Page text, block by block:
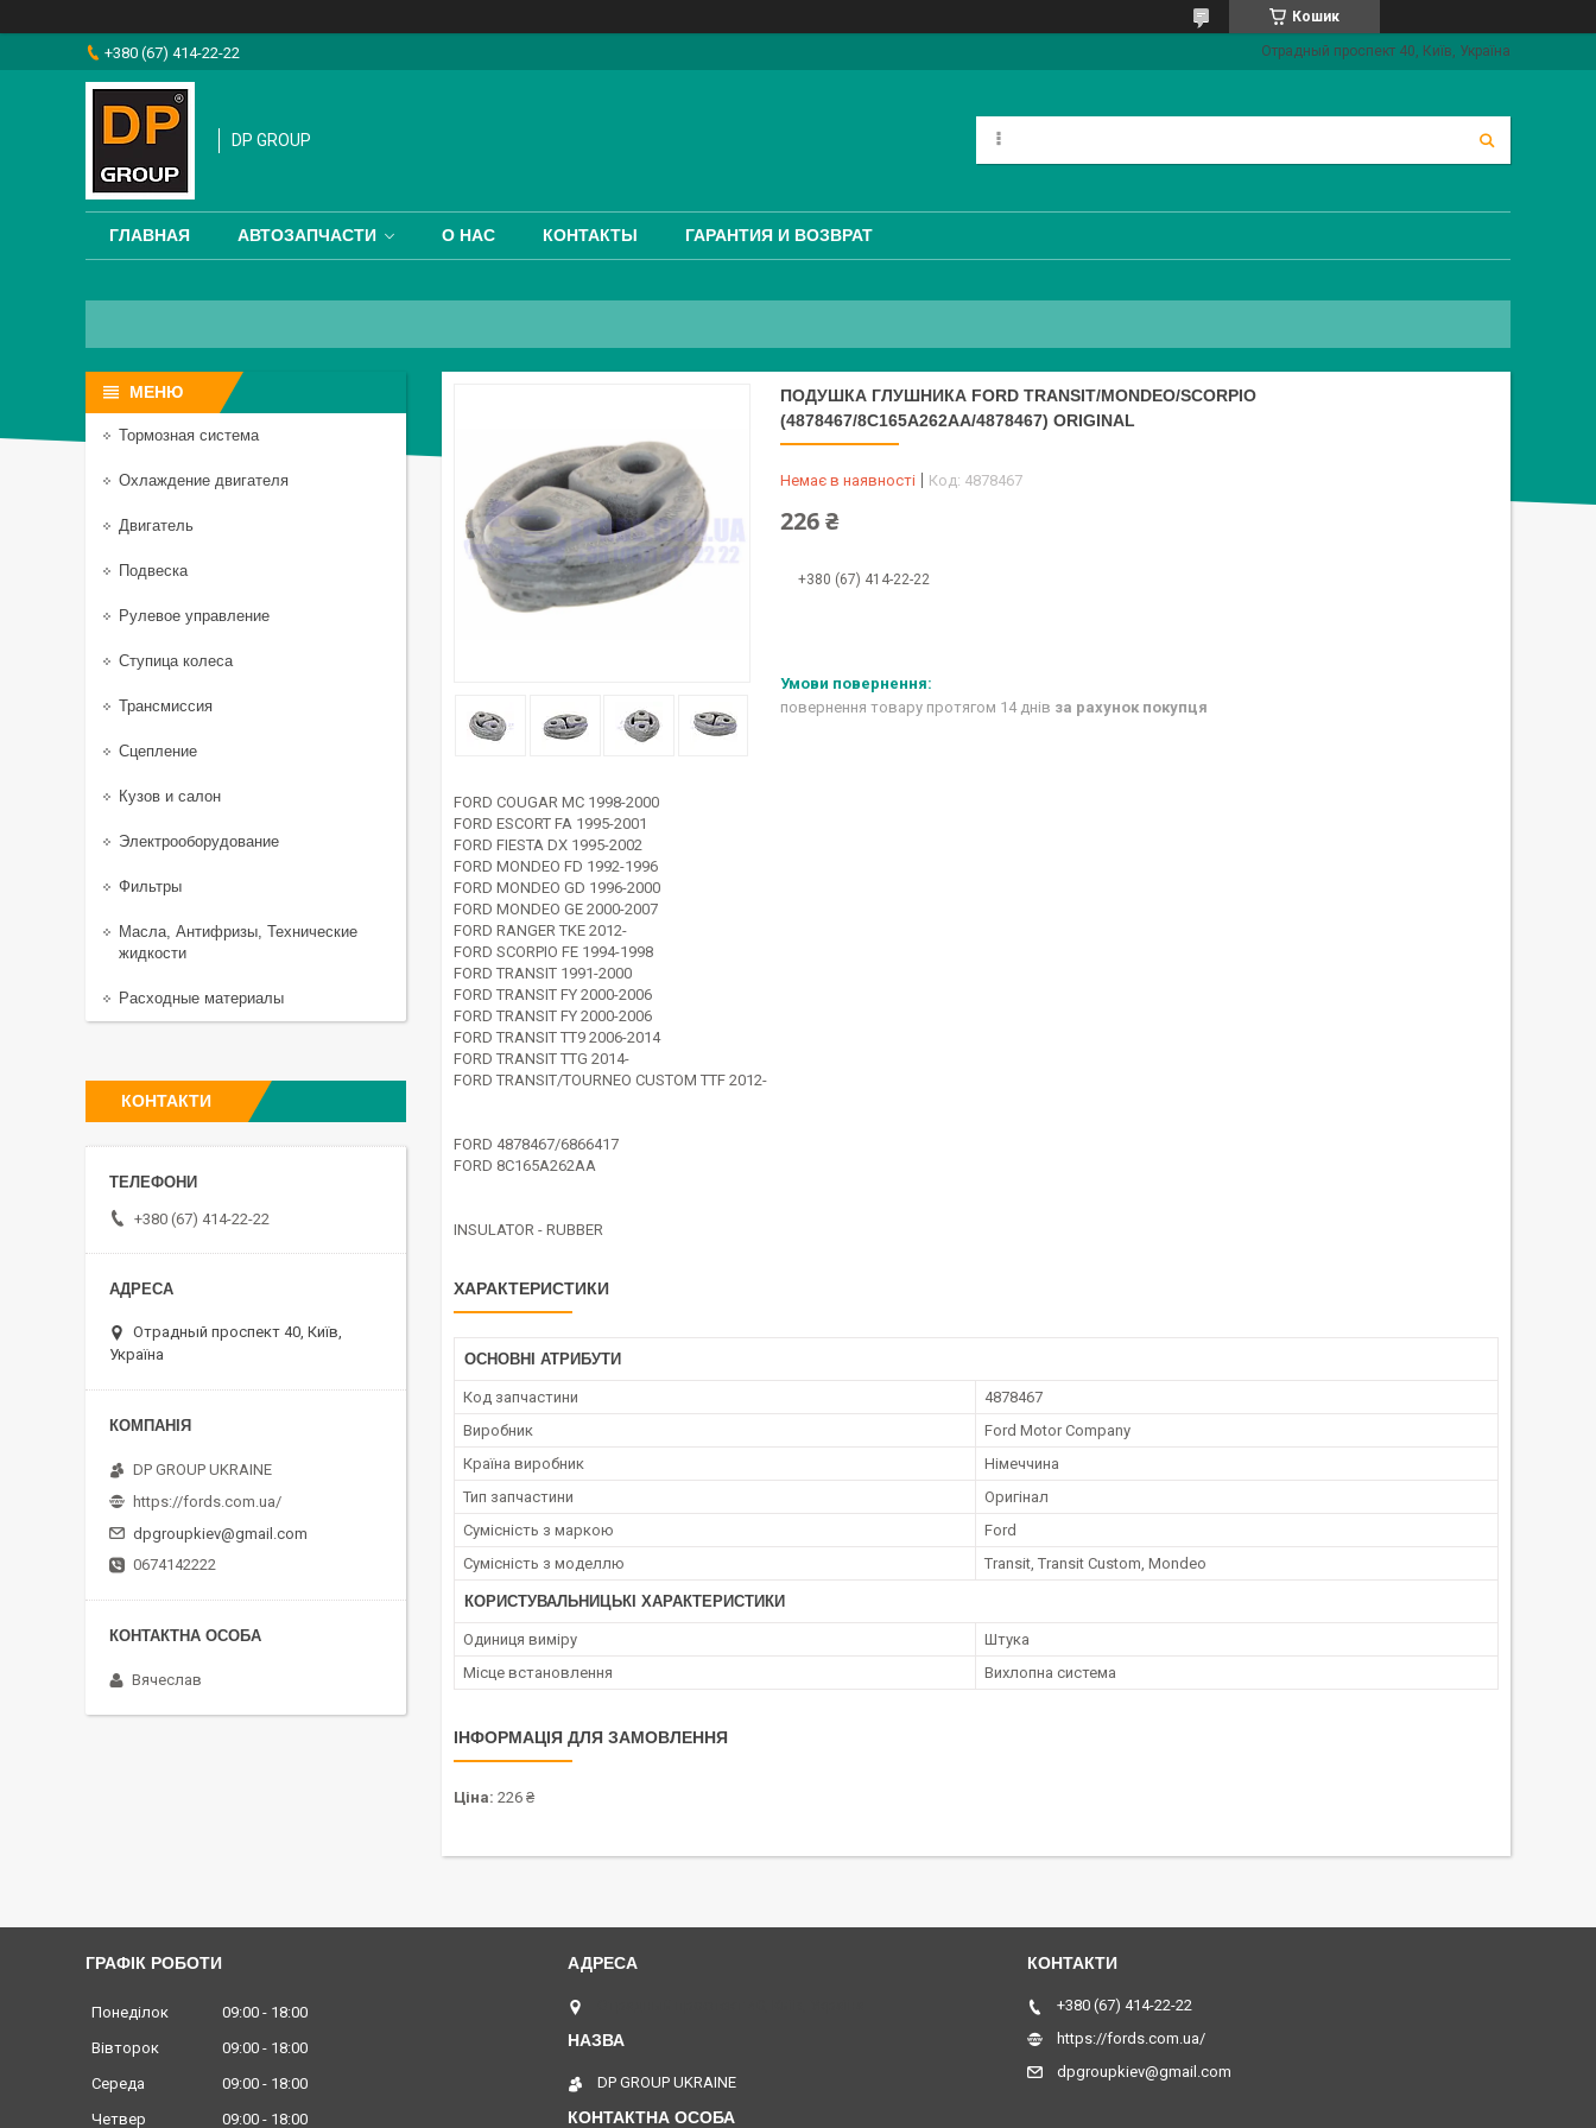
Кошик
+380 (67) 414-22-22 Отрадный проспект 40, Київ, Україна
DP GROUP
ГЛАВНАЯ АВТОЗАПЧАСТИ О НАС КОНТАКТЫ ГАРАНТИЯ И ВОЗВРАТ
ПОДУШКА ГЛУШНИКА FORD TRANSIT/MONDEO/SCORPIO
(4878467/8C165A262AA/4878467) ORIGINAL
Немає в наявності Код: 4878467
226 ₴
+380 (67) 414-22-22
повернення товару протягом 14 днів за рахунок покупця
FORD COUGAR MC 1998-2000
FORD ESCORT FA 1995-2001
FORD FIESTA DX 1995-2002
FORD MONDEO FD 1992-1996
FORD MONDEO GD 1996-2000
FORD MONDEO GE 2000-2007
FORD RANGER TKE 2012-
FORD SCORPIO FE 1994-1998
FORD TRANSIT 1991-2000
FORD TRANSIT FY 2000-2006
FORD TRANSIT FY 2000-2006
FORD TRANSIT TT9 2006-2014
FORD TRANSIT TTG 2014-
FORD TRANSIT/TOURNEO CUSTOM TTF 2012-
FORD 4878467/6866417
FORD 8C165A262AA
INSULATOR - RUBBER
ХАРАКТЕРИСТИКИ
ОСНОВНІ АТРИБУТИ
Код запчастини
4878467
Виробник
Ford Motor Company
Країна виробник
Німеччина
Тип запчастини
Оригінал
Сумісність з маркою
Ford
Сумісність з моделлю
Transit, Transit Custom, Mondeo
КОРИСТУВАЛЬНИЦЬКІ ХАРАКТЕРИСТИКИ
Одиниця виміру
Штука
Місце встановлення
Вихлопна система
ІНФОРМАЦІЯ ДЛЯ ЗАМОВЛЕННЯ
Ціна: 226 ₴
Тормозная система
Охлаждение двигателя
Двигатель
Подвеска
Рулевое управление
Ступица колеса
Трансмиссия
Сцепление
Кузов и салон
Электрооборудование
Фильтры
Масла, Антифризы, Технические
жидкости
Расходные материалы
КОНТАКТИ
+380 (67) 414-22-22
Отрадный проспект 40, Київ,
Україна
DP GROUP UKRAINE
https://fords.com.ua/
dpgroupkiev@gmail.com
0674142222
Вячеслав
ГРАФІК РОБОТИ
Понеділок 09:00
18:00
Вівторок
09:00
18:00
Середа
09:00
18:00
Четвер
09:00 18:00
DP GROUP UKRAINE
+380 (67) 414-22-22
https://fords.com.ua/
dpgroupkiev@gmail.com